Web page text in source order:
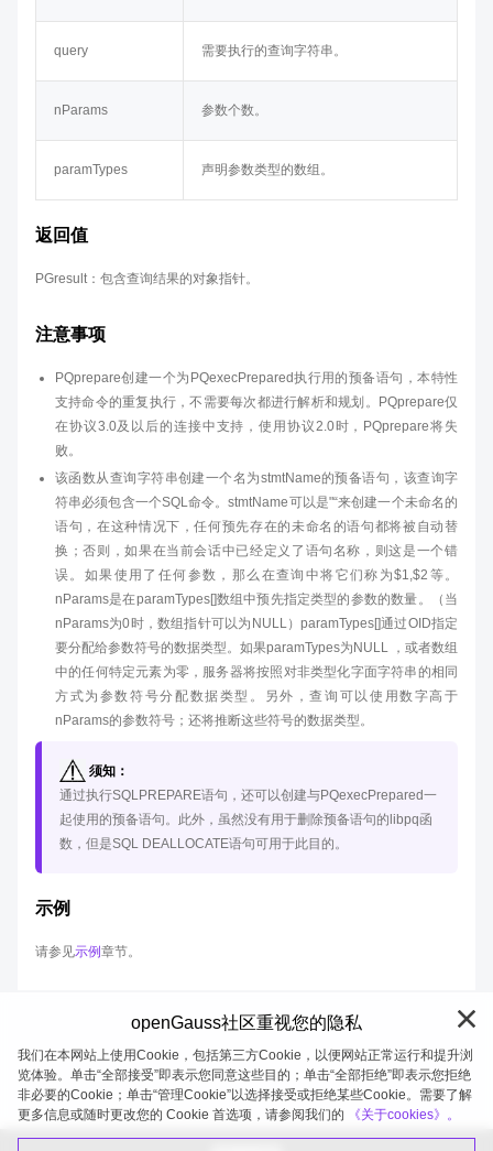
query 需要执行的查询字符串。
nParams 参数个数。
paramTypes 声明参数类型的数组。
返回值
PGresult：包含查询结果的对象指针。
注意事项
PQprepare创建一个为PQexecPrepared执行用的预备语句，本特性
支持命令的重复执行，不需要每次都进行解析和规划。PQprepare仅
在协议3.0及以后的连接中支持，使用协议2.0时，PQprepare将失
败。
该函数从查询字符串创建一个名为stmtName的预备语句，该查询字
符串必须包含一个SQL命令。stmtName可以是"“来创建一个未命名的
语句，在这种情况下，任何预先存在的未命名的语句都将被自动替
换；否则，如果在当前会话中已经定义了语句名称，则这是一个错
误。如果使用了任何参数，那么在查询中将它们称为$1,$2等。
nParams是在paramTypes[]数组中预先指定类型的参数的数量。（当
nParams为0时，数组指针可以为NULL）paramTypes[]通过OID指定
要分配给参数符号的数据类型。如果paramTypes为NULL ，或者数组
中的任何特定元素为零，服务器将按照对非类型化字面字符串的相同
方式为参数符号分配数据类型。另外，查询可以使用数字高于
nParams的参数符号；还将推断这些符号的数据类型。
须知：
通过执行SQLPREPARE语句，还可以创建与PQexecPrepared一
起使用的预备语句。此外，虽然没有用于删除预备语句的libpq函
数，但是SQL DEALLOCATE语句可用于此目的。
示例
请参见示例章节。
openGauss 2026-08-07 20:27:02
openGauss社区重视您的隐私
我们在本网站上使用Cookie，包括第三方Cookie，以便网站正常运行和提升浏
览体验。单击“全部接受”即表示您同意这些目的；单击“全部拒绝”即表示您拒绝
非必要的Cookie；单击“管理Cookie”以选择接受或拒绝某些Cookie。需要了解
更多信息或随时更改您的 Cookie 首选项，请参阅我们的
《关于cookies》。